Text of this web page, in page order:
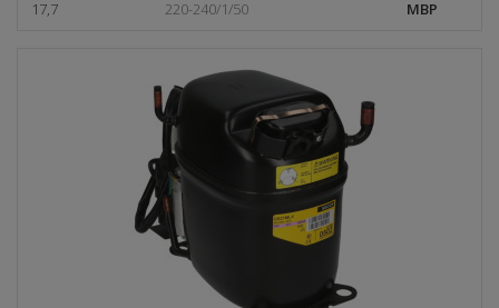
17,7
220-240/1/50 MBP